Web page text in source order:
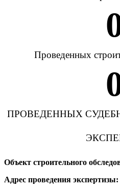
Проведенных
ПРОВЕДЕННЫХ
Объект строительного
Адрес проведения экспертизы: